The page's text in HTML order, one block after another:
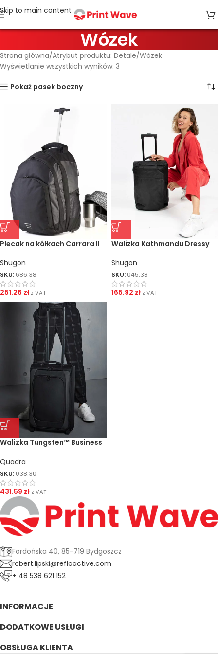
Skip to main content
Wózek
Strona główna Atrybut produktu: Detale Wózek
Wyświetlanie wszystkich wyników: 3
Pokaż pasek boczny
Plecak na kółkach Carrara II
Shugon
SKU: 686.38
251.26 zł z VAT
Walizka Kathmandu Dressy
Shugon
SKU: 045.38
165.92 zł z VAT
Walizka Tungsten™ Business
Quadra
SKU: 038.30
431.59 zł z VAT
Fordońska 40, 85-719 Bydgoszcz
robert.lipski@refloactive.com
+ 48 538 621 152
INFORMACJE
DODATKOWE USŁUGI
OBSŁUGA KLIENTA